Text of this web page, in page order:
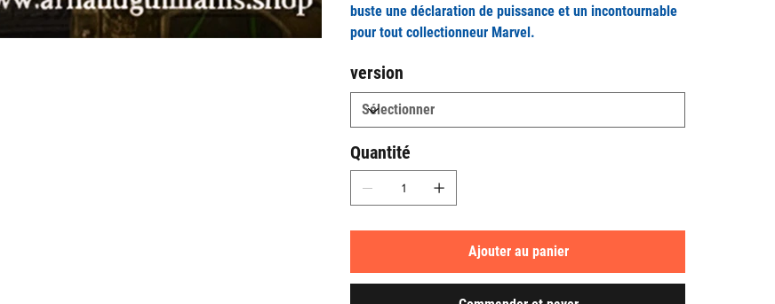
buste une déclaration de puissance et un incontournable
pour tout collectionneur Marvel.
version
Quantité
Ajouter au panier